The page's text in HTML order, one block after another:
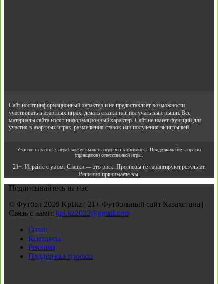
Сайт носит информационный характер и не предоставляет возможности
участвовать в азартных играх, делать ставки или получать выигрыши. Все
материалы сайта носят информационный характер. Сайт не имеет функций для
участия в азартных играх, размещения ставок или получения выигрышей.
Участие в азартных играх может вызвать игровую зависимость. Придерживайтесь правил
(принципов) ответственной игры.
21+. Играйте с умом. Ставки — это риск. Прогнозы не гарантируют результат.
Решения принимаете вы.
Подписывайтесь на нас
© Футбол 2026 Kpl.kz | 21+ Футбольный сайт Казахстана |
Связь с нами: kpl.kz2022@gmail.com
О нас
Контакты
Реклама
Поддержка проекта